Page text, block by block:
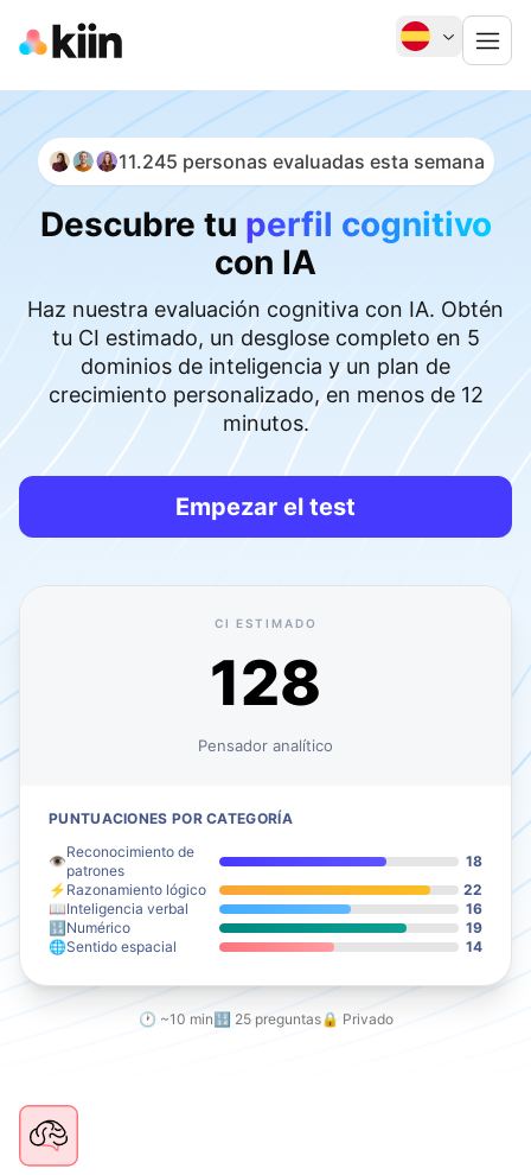
11.245 personas evaluadas esta semana
Descubre tu perfil cognitivo
con IA
Haz nuestra evaluación cognitiva con IA. Obtén
tu CI estimado, un desglose completo en 5
dominios de inteligencia y un plan de
crecimiento personalizado, en menos de 12
minutos.
Empezar el test
CI ESTIMADO
128
Pensador analítico
PUNTUACIONES POR CATEGORÍA
👁️
Reconocimiento de
patrones
18
⚡ Razonamiento lógico
22
📖Inteligencia verbal
16
🔢 Numérico
19
🌐Sentido espacial 14
🕐 ~10 min 🔢 25 preguntas🔒 Privado